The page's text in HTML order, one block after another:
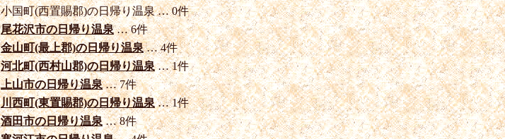
小国町(西置賜郡)の日帰り温泉 … 0件
尾花沢市の日帰り温泉… 6件
金山町(最上郡)の日帰り温泉… 4件
河北町(西村山郡)の日帰り温泉… 1件
上山市の日帰り温泉… 7件
川西町(東置賜郡)の日帰り温泉… 1件
酒田市の日帰り温泉… 8件